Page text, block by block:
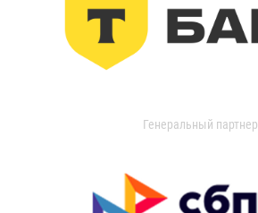
Генеральный партнер